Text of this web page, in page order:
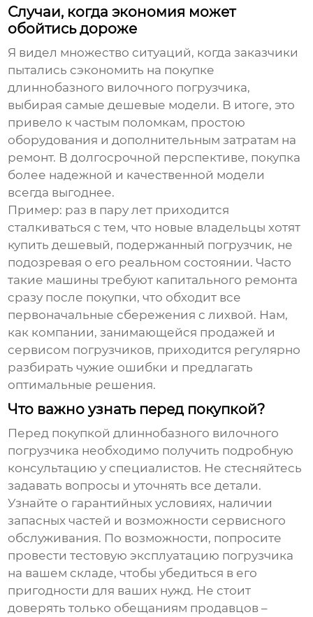
Случаи, когда экономия может
обойтись дороже
Я видел множество ситуаций, когда заказчики
пытались сэкономить на покупке
длиннобазного вилочного погрузчика,
выбирая самые дешевые модели. В итоге, это
привело к частым поломкам, простою
оборудования и дополнительным затратам на
ремонт. В долгосрочной перспективе, покупка
более надежной и качественной модели
всегда выгоднее.
Пример: раз в пару лет приходится
сталкиваться с тем, что новые владельцы хотят
купить дешевый, подержанный погрузчик, не
подозревая о его реальном состоянии. Часто
такие машины требуют капитального ремонта
сразу после покупки, что обходит все
первоначальные сбережения с лихвой. Нам,
как компании, занимающейся продажей и
сервисом погрузчиков, приходится регулярно
разбирать чужие ошибки и предлагать
оптимальные решения.
Что важно узнать перед покупкой?
Перед покупкой длиннобазного вилочного
погрузчика необходимо получить подробную
консультацию у специалистов. Не стесняйтесь
задавать вопросы и уточнять все детали.
Узнайте о гарантийных условиях, наличии
запасных частей и возможности сервисного
обслуживания. По возможности, попросите
провести тестовую эксплуатацию погрузчика
на вашем складе, чтобы убедиться в его
пригодности для ваших нужд. Не стоит
доверять только обещаниям продавцов –